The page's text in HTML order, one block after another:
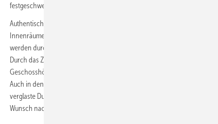
festgeschweißt und lediglich anthrazitfarben lackiert.
Authentische, unbehandelte Materialien prägen auch die
Innenräume. Sichtbar belassene Betonelemente des Bestandes
werden durch Estrichböden und schwarze Stahltreppen ergänzt.
Durch das Zusammenspiel der großen Fenster und einer
Geschosshöhe von 3,40 Meter entsteht eine loftartige Atmosphäre.
Auch in den Bädern zeugen großformatige Fliesen, bodenbündig
verglaste Duschen und modern gestaltete Keramikelemente vom
Wunsch nach einer hochwertigen Ausstattung.